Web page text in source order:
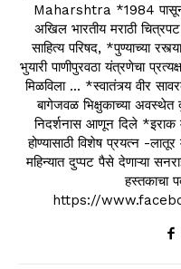
Maharshtra *1984 पासून
अखिल भारतीय मराठी
साहित्य परिषद, *पुण्याच्या
भुयारी पाणीपुरवठा यंत्रणेचा
मिळविला ... *स्वातंत्र्य वीर
बागेजवळ भिक्षुकाच्या अवस्थेत
निदर्शनास आणून दिले *इराक
होण्यासाठी विशेष प्रयत्न -
महिन्यात दुप्पट पैसे देणाऱ्या
हस्तकाचा
https://